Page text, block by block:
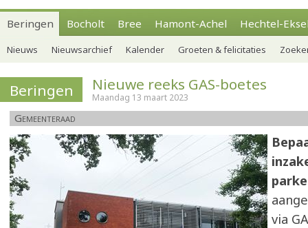
Beringen Bocholt Bree Hamont-Achel Hechtel-
Nieuws Nieuwsarchief Kalender Groeten & felicitaties
Beringen Nieuwe reeks GAS-boetes
Maandag 13 maart 2023
Gemeenteraad
via